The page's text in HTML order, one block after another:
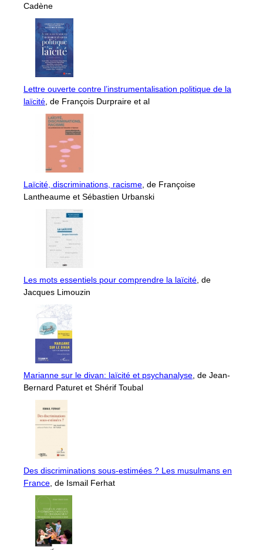
Cadène
Lettre ouverte contre l’instrumentalisation politique de la
laïcité , de François Durpraire et al
Laïcité, discriminations, racisme , de Françoise
Lantheaume et Sébastien Urbanski
Les mots essentiels pour comprendre la laïcité , de
Jacques Limouzin
Marianne sur le divan: laïcité et psychanalyse , de Jean-
Bernard Paturet et Shérif Toubal
Des discriminations sous-estimées ? Les musulmans en
France , de Ismail Ferhat